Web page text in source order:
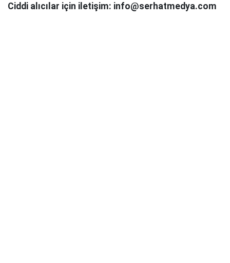
Ciddi alıcılar için iletişim: info@serhatmedya.com